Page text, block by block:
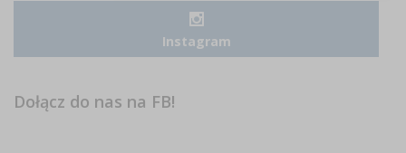
Instagram
Dołącz do nas na FB!